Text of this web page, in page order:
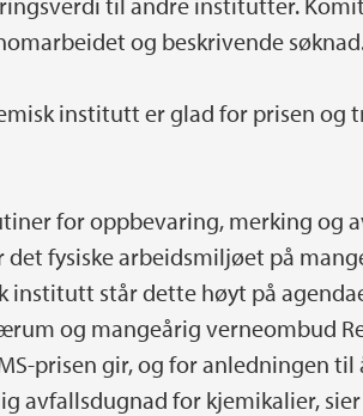
og beskrivende
institutt er glad for prisen og
for oppbevaring, merking og
fysiske arbeidsmiljøet på
institutt står dette høyt på
og mangeårig verneombud
prisen gir, og for anledningen til
avfallsdugnad for kjemikalier, sier